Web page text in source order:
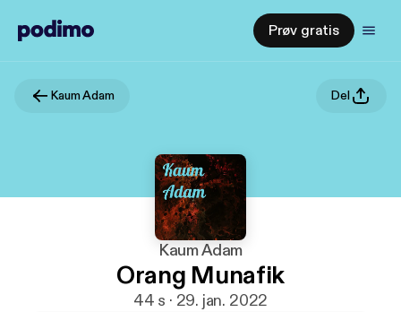
Prøv gratis
Kaum Adam Del
Kaum Adam
Orang Munafik
44 s · 29. jan. 2022